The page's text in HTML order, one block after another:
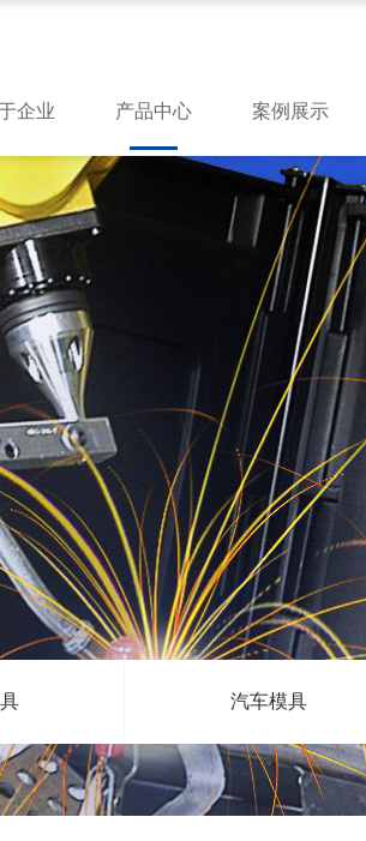
企业 产品中心 案例展示
汽车模具